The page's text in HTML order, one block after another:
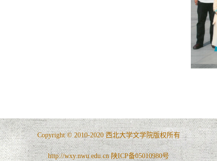
Copyright © 2010-2020 西北大学文学院版权所有
http://wxy.nwu.edu.cn 陕ICP备05010980号